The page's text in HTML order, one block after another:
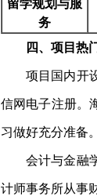
留学规划与服
务
四、项目热
项目国内开
信网电子注册。
习做好充分准备。
会计与金融
计师事务所从事